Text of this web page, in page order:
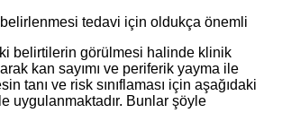
tedavi için oldukça önemli
belirtilerin görülmesi halinde klinik
kan sayımı ve periferik yayma ile
tanı ve risk sınıflaması için aşağıdaki
uygulanmaktadır. Bunlar şöyle